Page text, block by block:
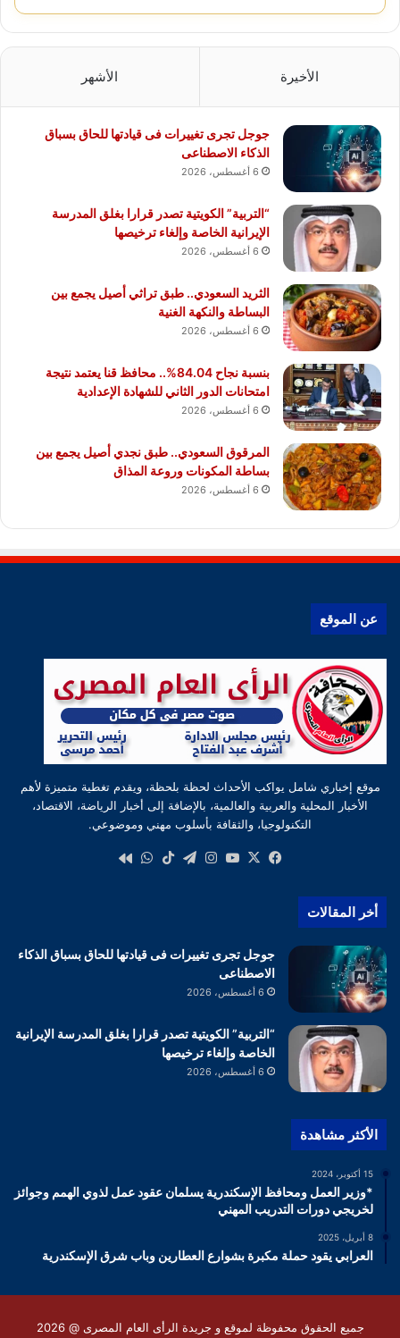
الأخيرة الأشهر
جوجل تجرى تغييرات فى قيادتها للحاق بسباق
الذكاء الاصطناعى
6 أغسطس، 2026
“التربية” الكويتية تصدر قرارا بغلق المدرسة
الإيرانية الخاصة وإلغاء ترخيصها
6 أغسطس، 2026
الثريد السعودي.. طبق تراثي أصيل يجمع بين
البساطة والنكهة الغنية
6 أغسطس، 2026
بنسبة نجاح 84.04%.. محافظ قنا يعتمد نتيجة
امتحانات الدور الثاني للشهادة الإعدادية
6 أغسطس، 2026
المرقوق السعودي.. طبق نجدي أصيل يجمع بين
بساطة المكونات وروعة المذاق
6 أغسطس، 2026
عن الموقع
موقع إخباري شامل يواكب الأحداث لحظة بلحظة، ويقدم تغطية متميزة لأهم
الأخبار المحلية والعربية والعالمية، بالإضافة إلى أخبار الرياضة، الاقتصاد،
التكنولوجيا، والثقافة بأسلوب مهني وموضوعي.
فيسبوك
‫X
‫YouTube
انستقرام
تيلقرام‫TikTokواتساب
أخر المقالات
جوجل تجرى تغييرات فى قيادتها للحاق بسباق الذكاء
الاصطناعى
6 أغسطس، 2026
“التربية” الكويتية تصدر قرارا بغلق المدرسة الإيرانية
الخاصة وإلغاء ترخيصها
6 أغسطس، 2026
الأكثر مشاهدة
15 أكتوبر، 2024
*وزير العمل ومحافظ الإسكندرية يسلمان عقود عمل لذوي الهمم وجوائز
لخريجي دورات التدريب المهني
8 أبريل، 2025
العرابي يقود حملة مكبرة بشوارع العطارين وباب شرق الإسكندرية
جميع الحقوق محفوظة لموقع و جريدة الرأى العام المصرى @ 2026